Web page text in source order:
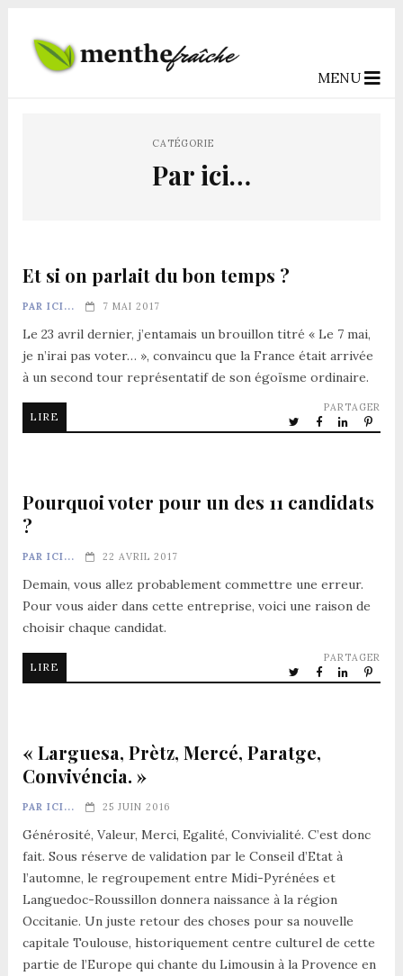
MENU
CATÉGORIE
Par ici…
Et si on parlait du bon temps ?
PAR ICI... 7 MAI 2017
Le 23 avril dernier, j’entamais un brouillon titré « Le 7 mai,
je n’irai pas voter… », convaincu que la France était arrivée
à un second tour représentatif de son égoïsme ordinaire.
LIRE
PARTAGER
Pourquoi voter pour un des 11 candidats
?
PAR ICI... 22 AVRIL 2017
Demain, vous allez probablement commettre une erreur.
Pour vous aider dans cette entreprise, voici une raison de
choisir chaque candidat.
LIRE
PARTAGER
« Larguesa, Prètz, Mercé, Paratge,
Convivéncia. »
PAR ICI... 25 JUIN 2016
Générosité, Valeur, Merci, Egalité, Convivialité. C’est donc
fait. Sous réserve de validation par le Conseil d’Etat à
l’automne, le regroupement entre Midi-Pyrénées et
Languedoc-Roussillon donnera naissance à la région
Occitanie. Un juste retour des choses pour sa nouvelle
capitale Toulouse, historiquement centre culturel de cette
partie de l’Europe qui chante du Limousin à la Provence en